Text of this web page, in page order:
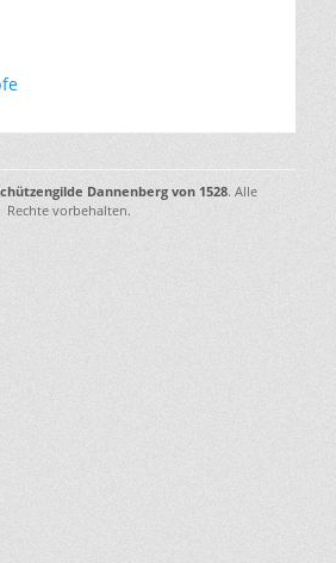
Dannenberg von 1528. Alle
Rechte vorbehalten.